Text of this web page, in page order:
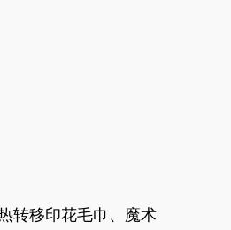
转移印花毛巾、魔术